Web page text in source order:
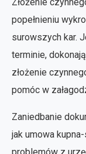
popełnieniu
surowszych kar.
terminie,
złożenie
pomóc w
Zaniedbanie
jak umowa